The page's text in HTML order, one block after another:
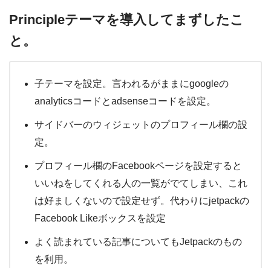
Principleテーマを導入してまずしたこ
と。
子テーマを設定。言われるがままにgoogleの
analyticsコードとadsenseコードを設定。
サイドバーのウィジェットのプロフィール欄の設
定。
プロフィール欄のFacebookページを設定すると
いいねをしてくれる人の一覧がでてしまい、これ
は好ましくないので設定せず。代わりにjetpackの
Facebook Likeボックスを設定
よく読まれている記事についてもJetpackのもの
を利用。